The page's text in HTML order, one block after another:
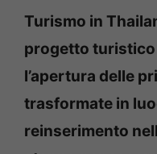
Turismo in
progetto
l’apertura delle
trasformate in
reinserimento